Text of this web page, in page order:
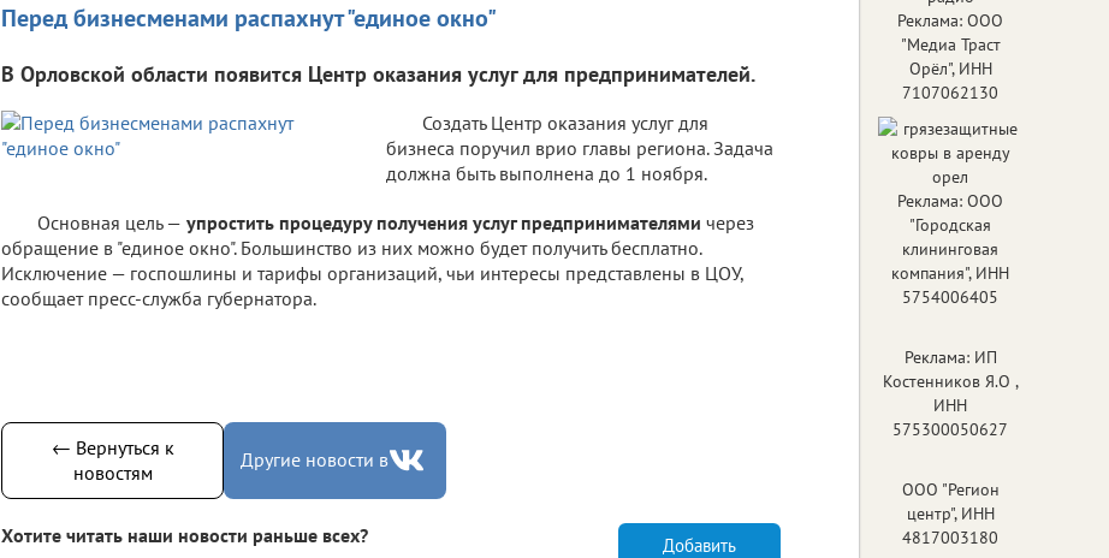
Перед бизнесменами распахнут "единое окно"
В Орловской области появится Центр оказания услуг для предпринимателей.
Создать Центр оказания услуг для
бизнеса поручил врио главы региона. Задача
должна быть выполнена до 1 ноября.
Основная цель — упростить процедуру получения услуг предпринимателями через
обращение в "единое окно". Большинство из них можно будет получить бесплатно.
Исключение — госпошлины и тарифы организаций, чьи интересы представлены в ЦОУ,
сообщает пресс-служба губернатора.
← Вернуться к
новостям
Другие новости в
Хотите читать наши новости раньше всех? Добавить
Реклама: ООО
"Медиа Траст
Орёл", ИНН
7107062130
Реклама: ООО
"Городская
клининговая
компания", ИНН
5754006405
Реклама: ИП
Костенников Я.О ,
ИНН
575300050627
ООО "Регион
центр", ИНН
4817003180